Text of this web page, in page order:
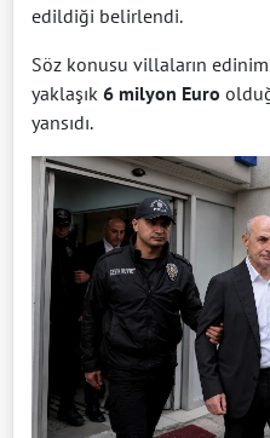
edildiği belirlendi.
Söz konusu villaların
yaklaşık 6 milyon Euro
yansıdı.